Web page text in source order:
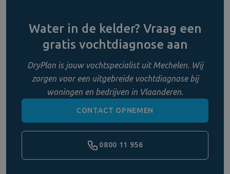
Water in de kelder? Vraag een
gratis vochtdiagnose aan
DryPlan is jouw vochtspecialist uit Mechelen. Wij
zorgen voor een uitgebreide vochtdiagnose bij
woningen en bedrijven in Vlaanderen.
CONTACT OPNEMEN
0800 11 956